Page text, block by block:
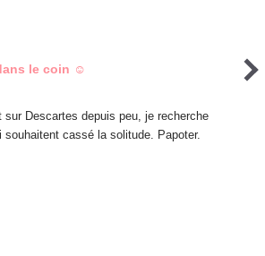
le coin ☺️
sur Descartes depuis peu, je recherche
souhaitent cassé la solitude. Papoter.